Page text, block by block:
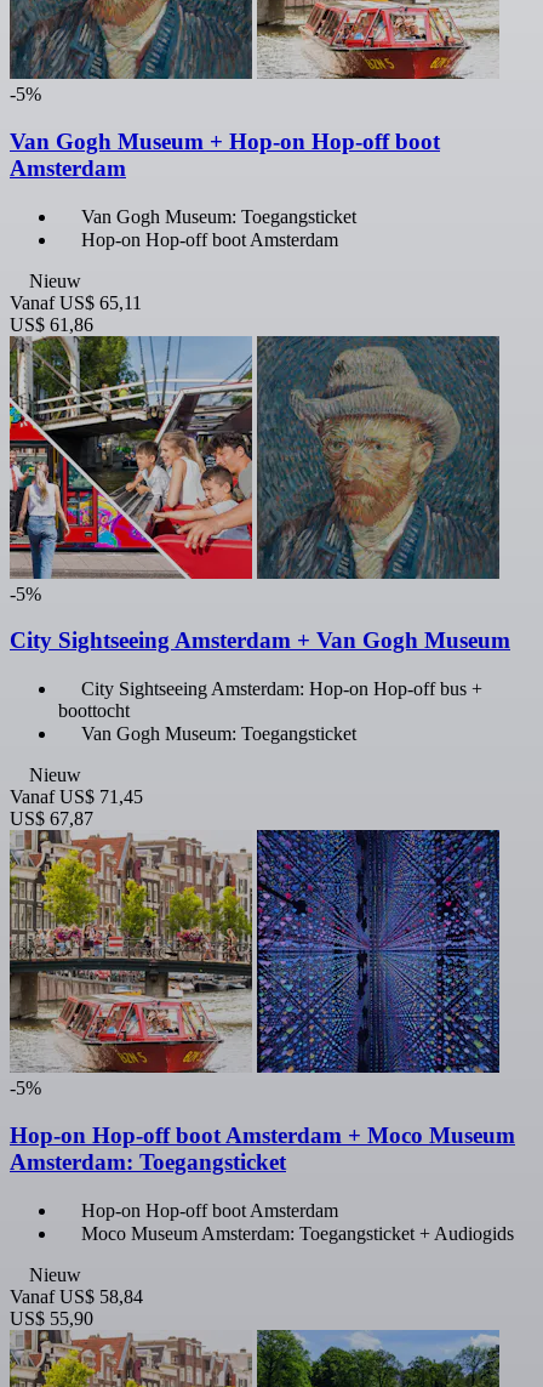
-5%
Van Gogh Museum + Hop-on Hop-off boot
Amsterdam
Van Gogh Museum: Toegangsticket
Hop-on Hop-off boot Amsterdam
Nieuw
Vanaf US$ 65,11
US$ 61,86
-5%
City Sightseeing Amsterdam + Van Gogh Museum
City Sightseeing Amsterdam: Hop-on Hop-off bus +
boottocht
Van Gogh Museum: Toegangsticket
Nieuw
Vanaf US$ 71,45
US$ 67,87
-5%
Hop-on Hop-off boot Amsterdam + Moco Museum
Amsterdam: Toegangsticket
Hop-on Hop-off boot Amsterdam
Moco Museum Amsterdam: Toegangsticket + Audiogids
Nieuw
Vanaf US$ 58,84
US$ 55,90